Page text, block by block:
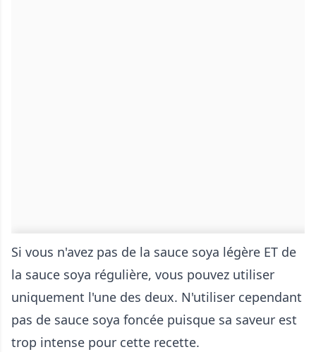
Si vous n'avez pas de la sauce soya légère ET de
la sauce soya régulière, vous pouvez utiliser
uniquement l'une des deux. N'utiliser cependant
pas de sauce soya foncée puisque sa saveur est
trop intense pour cette recette.